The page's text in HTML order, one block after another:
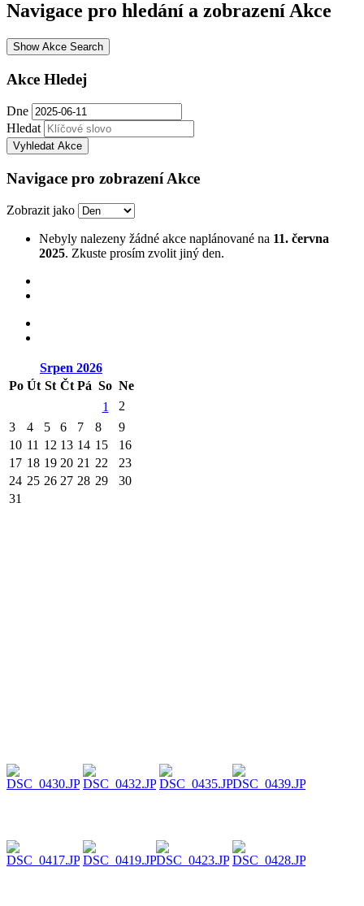
Navigace pro hledání a zobrazení Akce
Show Akce Search
Akce Hledej
Dne
Hledat
Navigace pro zobrazení Akce
Zobrazit jako
Nebyly nalezeny žádné akce naplánované na 11. června
2025. Zkuste prosím zvolit jiný den.
Srpen 2026
Po Út St Čt Pá So Ne
1
2
3
4 5 6 7 8
9
10 11 12 13 14 15
16
17 18 19 20 21 22
23
24 25 26 27 28 29
30
31